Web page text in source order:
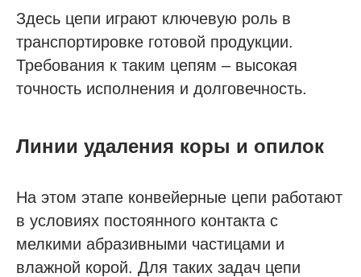
Здесь цепи играют ключевую роль в
транспортировке готовой продукции.
Требования к таким цепям – высокая
точность исполнения и долговечность.
Линии удаления коры и опилок
На этом этапе конвейерные цепи работают
в условиях постоянного контакта с
мелкими абразивными частицами и
влажной корой. Для таких задач цепи